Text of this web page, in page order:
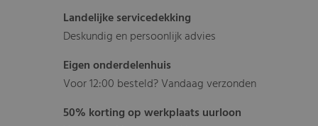
Landelijke servicedekking
Deskundig en persoonlijk advies
Eigen onderdelenhuis
Voor 12:00 besteld? Vandaag verzonden
50% korting op werkplaats uurloon